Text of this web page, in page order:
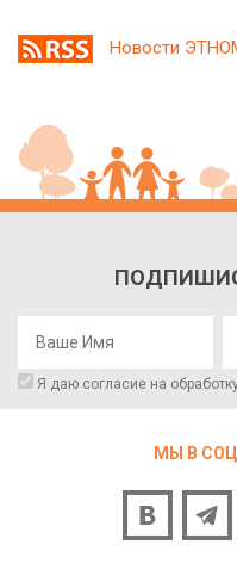
Новости
Я даю согласие на
МЫ В